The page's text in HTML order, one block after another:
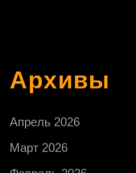
Архивы
Апрель 2026
Март 2026